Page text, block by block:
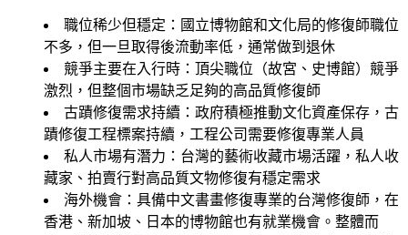
職位稀少但穩定 ：國立博物館和文化局的修復師職位
不多，但一旦取得後流動率低，通常做到退休
競爭主要在入行時 ：頂尖職位（故宮、史博館）競爭
激烈，但整個市場缺乏足夠的高品質修復師
古蹟修復需求持續 ：政府積極推動文化資產保存，古
蹟修復工程標案持續，工程公司需要修復專業人員
私人市場有潛力 ：台灣的藝術收藏市場活躍，私人收
藏家、拍賣行對高品質文物修復有穩定需求
海外機會 ：具備中文書畫修復專業的台灣修復師，在
香港、新加坡、日本的博物館也有就業機會。整體而